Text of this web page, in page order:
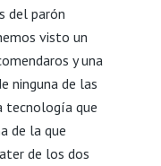
del parón
visto un
y una
ninguna de las
tecnología que
de la que
de los dos